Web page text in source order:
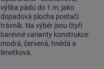
výška pádu do 1 m, jako
dopadová plocha postačí
trávník. Na výběr jsou čtyři
barevné varianty konstrukce:
modrá, červená, hnědá a
limetková.